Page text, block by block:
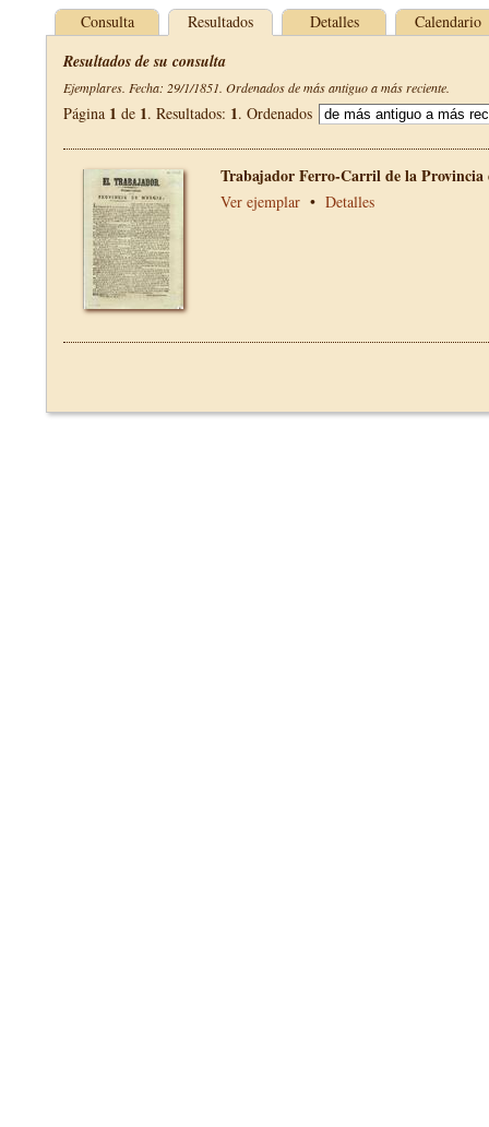
Consulta Resultados Detalles Calendario
Resultados de su consulta
Ejemplares. Fecha: 29/1/1851. Ordenados de más antiguo a más reciente.
Página 1 de 1. Resultados: 1. Ordenados
Trabajador Ferro-Carril de la
Ver ejemplar • Detalles